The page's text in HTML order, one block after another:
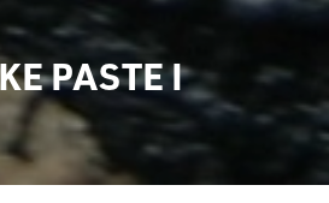
PASTE I